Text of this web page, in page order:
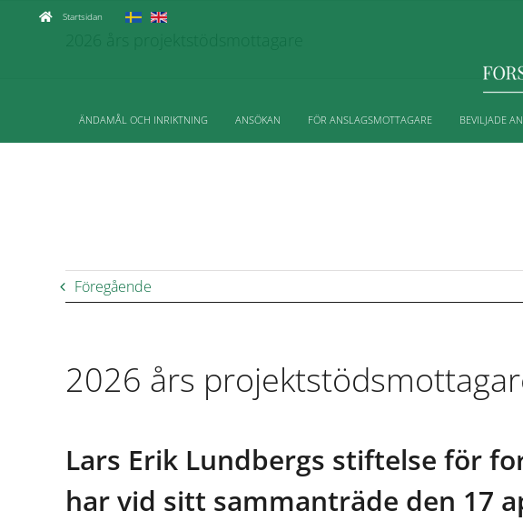
Fortsätt
Startsidan
ÄNDAMÅL OCH INRIKTNING ANSÖKAN FÖR ANSLAGSMOTTAGARE BEVILJADE
Föregående
2026 års
Lars Erik Lundbergs stiftelse för
har vid sitt sammanträde den 17